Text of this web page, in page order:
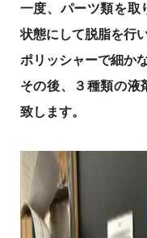
一度、パーツ類を取
状態にして脱脂を行い
ポリッシャーで細か
その後、３種類の液
致します。